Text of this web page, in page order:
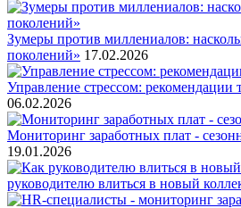
Зумеры против миллениалов:
поколений» 17.02.2026
Управление стрессом: рекомендации
06.02.2026
Мониторинг заработных плат -
19.01.2026
руководителю влиться в новый